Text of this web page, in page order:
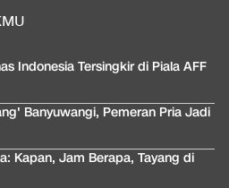
Indonesia Tersingkir di Piala AFF
Banyuwangi, Pemeran Pria Jadi
Kapan, Jam Berapa, Tayang di